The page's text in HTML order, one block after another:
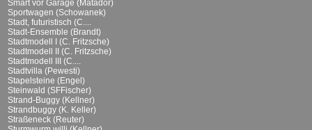
Smart vor Garage (Matador)
Sportwagen (Schowanek)
Stadt, futuristisch (C....
Stadt-Ensemble (Brandt)
Stadtmodell I (C. Fritzsche)
Stadtmodell II (C. Fritzsche)
Stadtmodell III (C....
Stadtvilla (Pewesti)
Stapelsteine (Engel)
Steinwald (SFFischer)
Strand-Buggy (Kellner)
Strandbuggy (K. Keller)
Straßeneck (Reuter)